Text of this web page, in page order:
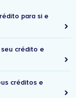
para si e
crédito e
créditos e